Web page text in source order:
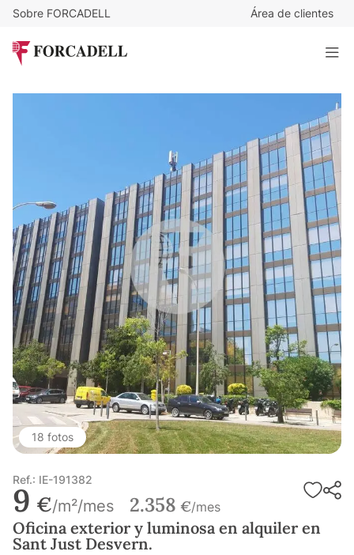
Sobre FORCADELL Área de clientes
Oficina exterior y luminosa en alquiler en Sant Just
Desvern.
18 fotos
Ref.: IE-191382
9 €/m²/mes 2.358 €/mes
Oficina exterior y luminosa en alquiler en
Sant Just Desvern.